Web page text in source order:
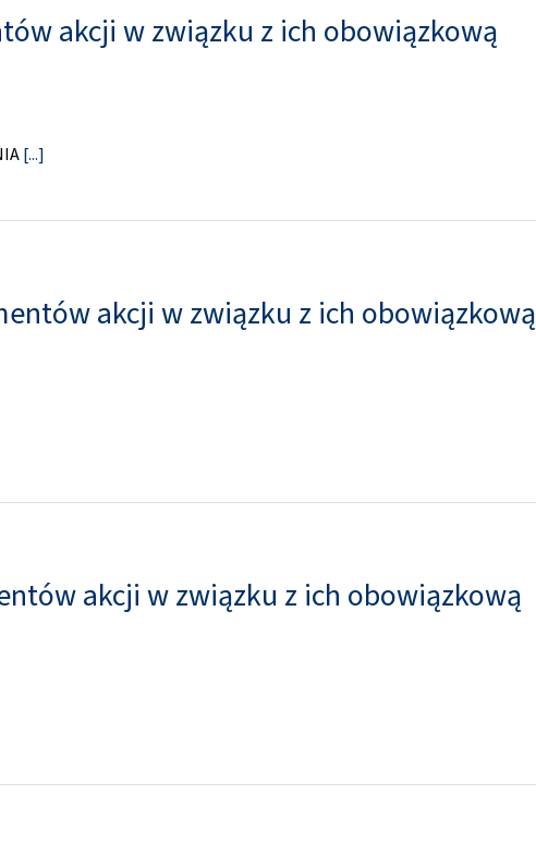
akcji w związku z ich obowiązkową
[...]
akcji w związku z ich obowiązkową
akcji w związku z ich obowiązkową